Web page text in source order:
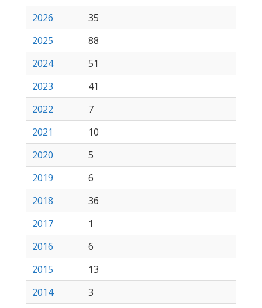
2026
35
2025
88
2024
51
2023
41
2022
7
2021
10
2020
5
2019
6
2018
36
2017
1
2016
6
2015
13
2014
3